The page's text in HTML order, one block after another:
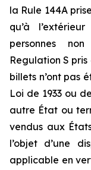
la Rule 144A
qu’à
personnes
Regulation S pris
billets n’ont pas
Loi de 1933 ou
autre État ou
vendus aux
l’objet d’une
applicable en